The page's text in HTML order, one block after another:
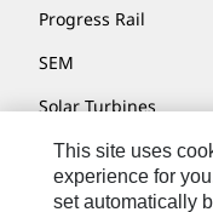
Progress Rail
SEM
Solar Turbines
SPM Oil & Gas
Turner Powertrain
This site uses
experience for
set automatically